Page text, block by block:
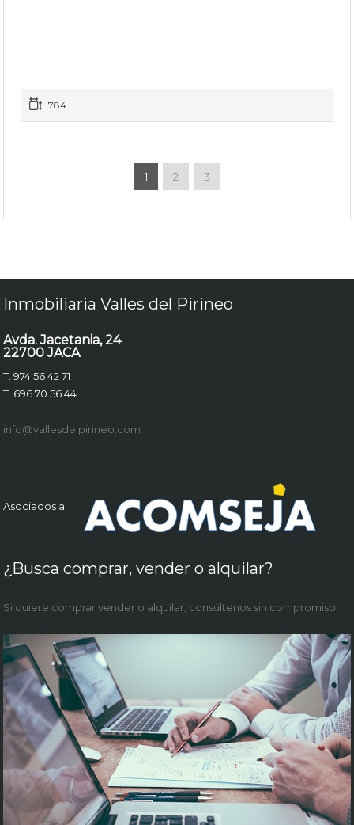
784
1 2 3
Inmobiliaria Valles del Pirineo
Avda. Jacetania, 24
22700 JACA
T. 974 56 42 71
T. 696 70 56 44
info@vallesdelpirineo.com
Asociados a:
¿Busca comprar, vender o alquilar?
Si quiere comprar vender o alquilar, consúltenos sin compromiso